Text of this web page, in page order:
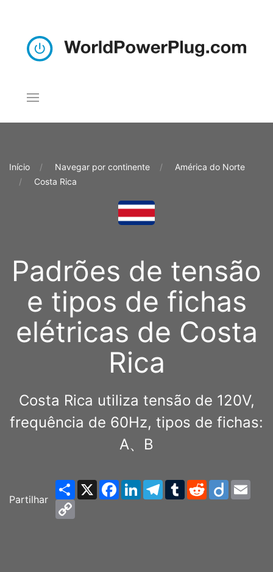
Início Navegar por continente
América do Norte
Costa Rica
Padrões de tensão
e tipos de fichas
elétricas de Costa
Rica
Costa Rica utiliza tensão de 120V,
frequência de 60Hz, tipos de fichas:
A、B
Partilhar
ShareX Facebook
LinkedInTelegram
TumblrRedditDiigo